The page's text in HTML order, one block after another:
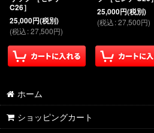
C26］
25,000円(税別)
(税込:27,500円)
25,000円(税別)
(税込:27,500円)
ホーム
ショッピングカート